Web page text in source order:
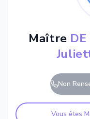
Maître
Non
Vous êtes